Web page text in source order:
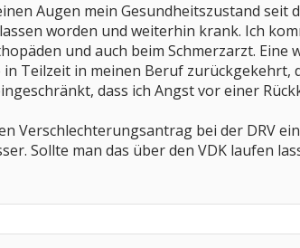
Augen mein Gesundheitszustand
worden und weiterhin krank. Ich
und auch beim Schmerzarzt.
Teilzeit in meinen Beruf
dass ich Angst vor einer
Verschlechterungsantrag bei der DRV
Sollte man das über den VDK laufen